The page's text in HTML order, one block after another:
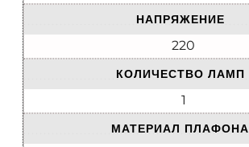
НАПРЯЖЕНИЕ
220
КОЛИЧЕСТВО ЛАМП
1
МАТЕРИАЛ ПЛАФОНА